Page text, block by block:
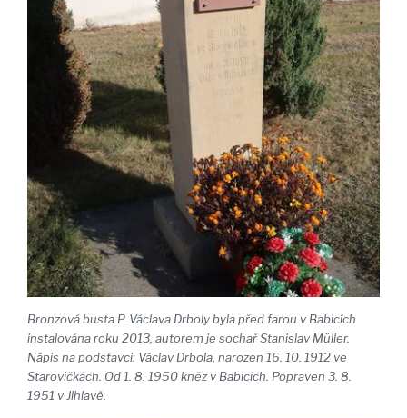
Bronzová busta P. Václava Drboly byla před farou v Babicích
instalována roku 2013, autorem je sochař Stanislav Müller.
Nápis na podstavci: Václav Drbola, narozen 16. 10. 1912 ve
Starovičkách. Od 1. 8. 1950 kněz v Babicích. Popraven 3. 8.
1951 v Jihlavě.